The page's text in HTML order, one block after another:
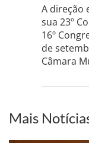
A direção
sua 23º
16º
de
Câmara
Mais